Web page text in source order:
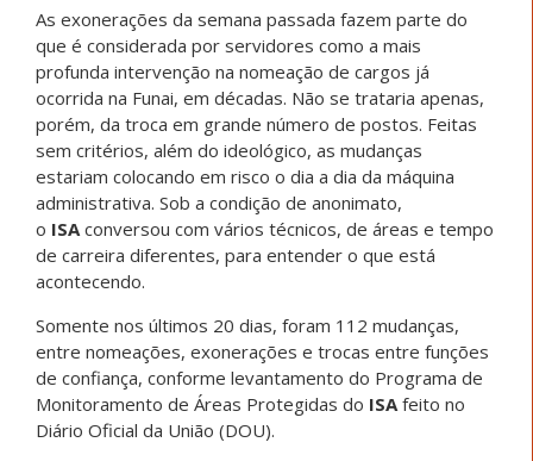
As exonerações da semana passada fazem parte do
que é considerada por servidores como a mais
profunda intervenção na nomeação de cargos já
ocorrida na Funai, em décadas. Não se trataria apenas,
porém, da troca em grande número de postos. Feitas
sem critérios, além do ideológico, as mudanças
estariam colocando em risco o dia a dia da máquina
administrativa. Sob a condição de anonimato,
o ISAconversou com vários técnicos, de áreas e tempo
de carreira diferentes, para entender o que está
acontecendo.
Somente nos últimos 20 dias, foram 112 mudanças,
entre nomeações, exonerações e trocas entre funções
de confiança, conforme levantamento do Programa de
Monitoramento de Áreas Protegidas do ISAfeito no
Diário Oficial da União (DOU).